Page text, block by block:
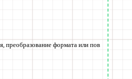
преобразование формата или пов